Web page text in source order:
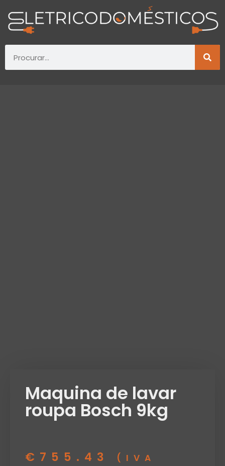
Maquina de lavar
roupa Bosch 9kg
€ 755.43
(IVA